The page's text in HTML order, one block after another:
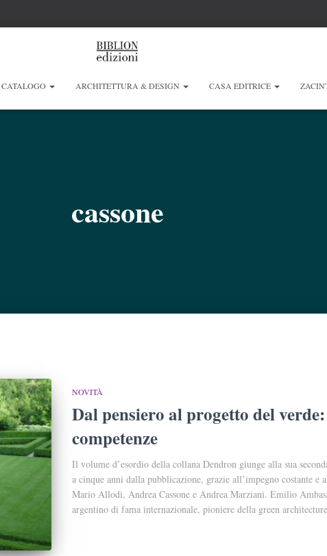
CATALOGO ARCHITETTURA & DESIGN CASA EDITRICE
cassone
NOVITÀ
Dal pensiero al progetto del
competenze
Il volume d’esordio della collana Dendron giunge alla sua
a cinque anni dalla pubblicazione, grazie all’impegno costante e
Mario Allodi, Andrea Cassone e Andrea Marziani. Emilio
argentino di fama internazionale, pioniere della green